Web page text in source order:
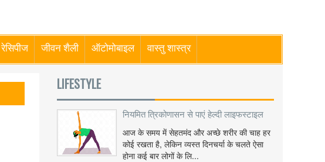
रेसिपीज जीवन शैली ऑटोमोबाइल वास्तु शास्त्र
LIFESTYLE
नियमित त्रिकोणासन से पाएं हेल्दी लाइफस्टाइल
आज के समय में सेहतमंद और अच्छे शरीर की चाह हर
कोई रखता है, लेकिन व्यस्त दिनचर्या के चलते ऐसा
होना कई बार लोगों के लि...